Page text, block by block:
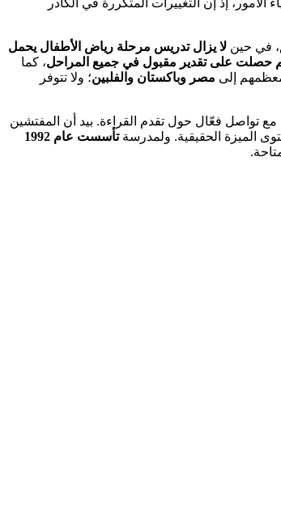
في حين لا يزال تدريس مرحلة رياض الأطفال يحمل
حصلت على تقدير مقبول في جميع المراحل، كما
إلى مصر وباكستان والفلبين؛ ولا تتوفر
مع تواصل فعّال حول تقدم القراءة. بيد أن المفتشين
الميزة الحقيقية. ولمدرسةتأسست عام 1992